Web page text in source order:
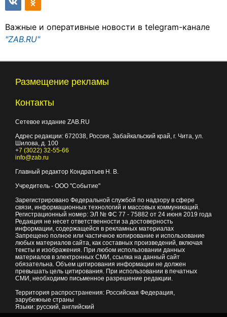
Важные и оперативные новости в telegram-канале
"ZAB.RU"
Размещение рекламы
Контакты
Сетевое издание ZAB.RU
Адрес редакции: 672038, Россия, Забайкальский край, г. Чита, ул.
Шилова, д. 100
+7 (3022) 32-55-66
info@zab.ru
Главный редактор Кондратьев Н. В.
Учредитель - ООО "Событие"
Зарегистрировано Федеральной службой по надзору в сфере
связи, информационных технологий и массовых коммуникаций.
Регистрационный номер: ЭЛ № ФС 77 - 75882 от 24 июня 2019 года
Редакция не несет ответственности за достоверность
информации, содержащейся в рекламных материалах
Запрещено полное или частичное копирование и использование
любых материалов сайта, как составных произведений, включая
тексты и изображения. При любом использовании данных
материалов в электронных СМИ, ссылка на данный сайт
обязательна. Объем цитирования информации не должен
превышать цель цитирования. При использовании в печатных
СМИ, необходимо письменное разрешение редакции.
Территория распространения: Российская Федерация,
зарубежные страны
Языки: русский, английский